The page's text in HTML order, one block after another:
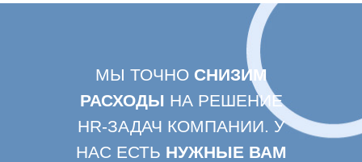
МЫ ТОЧНО СНИЗИМ
РАСХОДЫ НА РЕШЕНИЕ
HR-ЗАДАЧ КОМПАНИИ. У
НАС ЕСТЬ НУЖНЫЕ ВАМ